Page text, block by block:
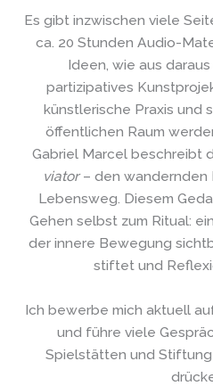
Es gibt inzwischen viele
ca. 20 Stunden Audio-
Ideen, wie aus
partizipatives
künstlerische Praxis und
öffentlichen Raum
Gabriel Marcel beschreibt
viator– den wandernden
Lebensweg. Diesem
Gehen selbst zum Ritual:
der innere Bewegung
stiftet und
Ich bewerbe mich aktuell
und führe viele
Spielstätten und